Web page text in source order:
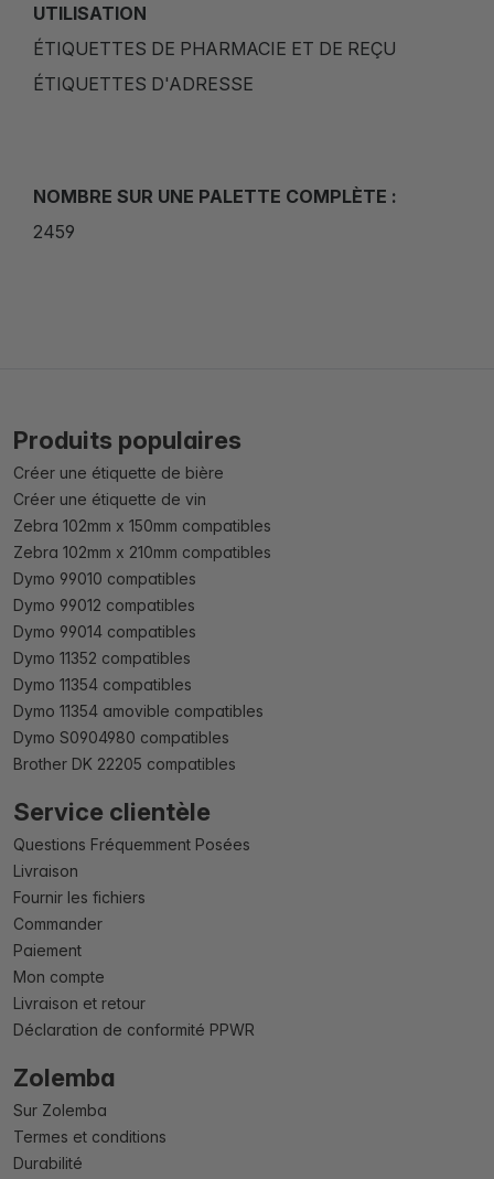
UTILISATION
ÉTIQUETTES DE PHARMACIE ET DE REÇU
ÉTIQUETTES D'ADRESSE
NOMBRE SUR UNE PALETTE COMPLÈTE :
2459
Produits populaires
Créer une étiquette de bière
Créer une étiquette de vin
Zebra 102mm x 150mm compatibles
Zebra 102mm x 210mm compatibles
Dymo 99010 compatibles
Dymo 99012 compatibles
Dymo 99014 compatibles
Dymo 11352 compatibles
Dymo 11354 compatibles
Dymo 11354 amovible compatibles
Dymo S0904980 compatibles
Brother DK 22205 compatibles
Service clientèle
Questions Fréquemment Posées
Livraison
Fournir les fichiers
Commander
Paiement
Mon compte
Livraison et retour
Déclaration de conformité PPWR
Zolemba
Sur Zolemba
Termes et conditions
Durabilité